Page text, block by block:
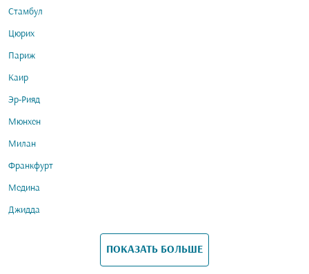
Стамбул
Цюрих
Париж
Каир
Эр-Рияд
Мюнхен
Милан
Франкфурт
Медина
Джидда
ПОКАЗАТЬ БОЛЬШЕ